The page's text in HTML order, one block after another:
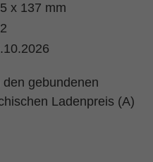
x 137 mm
gebundenen
Ladenpreis (A)